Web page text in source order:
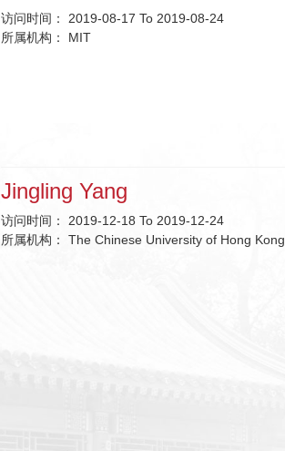
访问时间：
2019-08-17 To 2019-08-24
所属机构：
MIT
Jingling Yang
访问时间：
2019-12-18 To 2019-12-24
所属机构：
The Chinese University of Hong Kong